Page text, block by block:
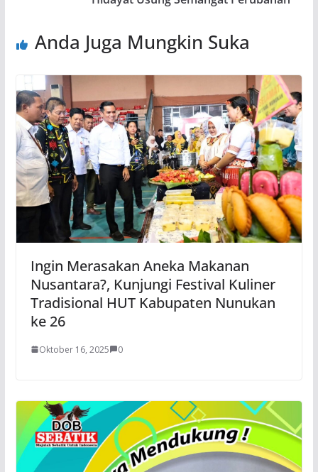
Anda Juga Mungkin Suka
Ingin Merasakan Aneka Makanan
Nusantara?, Kunjungi Festival Kuliner
Tradisional HUT Kabupaten Nunukan
ke 26
Oktober 16, 2025 0